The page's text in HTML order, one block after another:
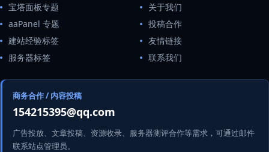
宝塔面板专题
aaPanel 专题
建站经验标签
服务器标签
关于我们
投稿合作
友情链接
联系我们
商务合作 / 内容投稿
154215395@qq.com
广告投放、文章投稿、资源收录、服务器测评合作等需求，可通过邮件
联系站点管理员。